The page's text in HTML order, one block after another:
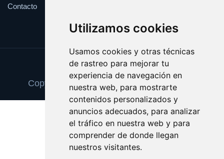
Utilizamos cookies
Usamos cookies y otras técnicas
de rastreo para mejorar tu
experiencia de navegación en
nuestra web, para mostrarte
contenidos personalizados y
anuncios adecuados, para analizar
el tráfico en nuestra web y para
comprender de donde llegan
nuestros visitantes.
Contacto
Update cookies preferences
Copyright © 2025 formacioninformatica.es